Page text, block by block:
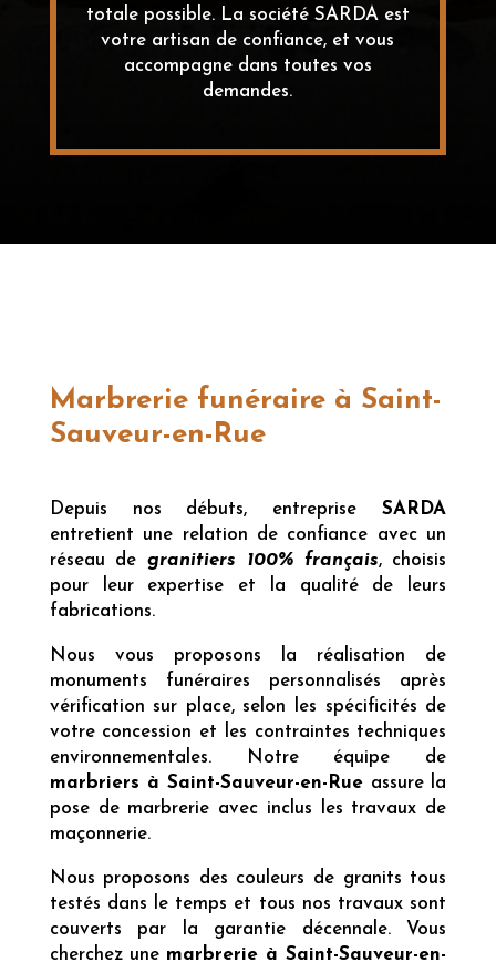
totale possible. La société SARDA est
votre artisan de confiance, et vous
accompagne dans toutes vos
demandes.
Marbrerie funéraire à Saint-
Sauveur-en-Rue
Depuis nos débuts, entrepriseSARDA
entretient une relation de confiance avec un
réseau degranitiers 100% français, choisis
pour leur expertise et la qualité de leurs
fabrications.
Nous vous proposons la réalisation de
monuments funéraires personnalisés après
vérification sur place, selon les spécificités de
votre concession et les contraintes techniques
environnementales. Notre équipe de
marbriers à Saint-Sauveur-en-Rue assure la
pose de marbrerie avec inclus les travaux de
maçonnerie.
Nous proposons des couleurs de granits tous
testés dans le temps et tous nos travaux sont
couverts par la garantie décennale. Vous
cherchez une marbrerie à Saint-Sauveur-en-